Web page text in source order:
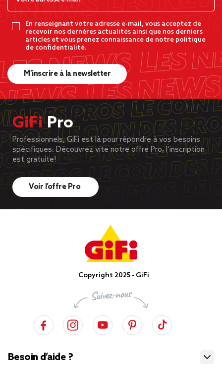
En renseignant votre adresse e-mail, vous acceptez de
recevoir nos dernères actualités ainsi que nos derniers
articles et vous prenez connaissance de notre politique
de confidentialité.
M’inscrire à la newsletter
GiFiPro
Professionnels, GiFi est là pour répondre à vos besoins
spécifiques. Découvrez vite notre offre Pro, l’inscription
est gratuite!
Voir l’offre Pro
Copyright 2025 - GiFi
Besoin d’aide ?